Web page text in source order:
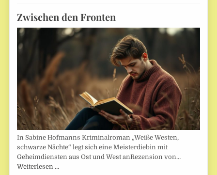
Zwischen den Fronten
In Sabine Hofmanns Kriminalroman „Weiße Westen,
schwarze Nächte“ legt sich eine Meisterdiebin mit
Geheimdiensten aus Ost und West anRezension von…
Weiterlesen …